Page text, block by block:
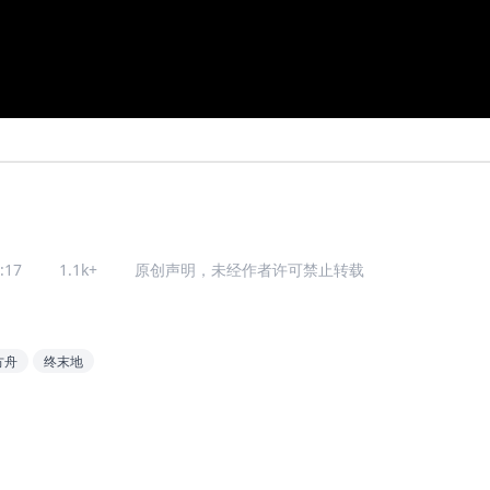
1.1k+
原创声明，未经作者许可禁止转载
舟 终末地